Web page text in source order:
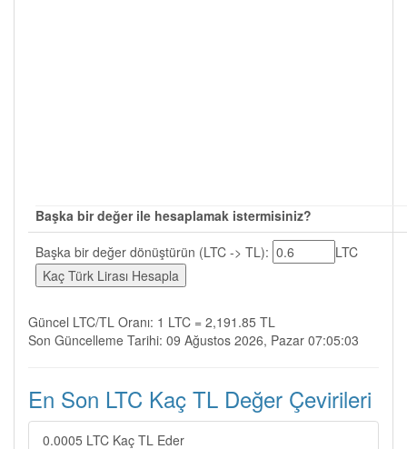
Başka bir değer ile hesaplamak istermisiniz?
Başka bir değer dönüştürün (LTC -> TL):
LTC
Güncel LTC/TL Oranı: 1 LTC = 2,191.85 TL
Son Güncelleme Tarihi: 09 Ağustos 2026, Pazar 07:05:03
En Son LTC Kaç TL Değer Çevirileri
0.0005 LTC Kaç TL Eder